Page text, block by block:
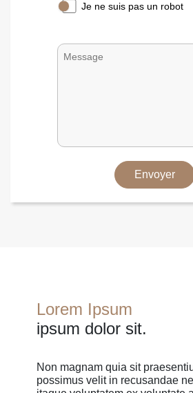
Je ne suis pas un robot
Envoyer
Lorem Ipsum
ipsum dolor sit.
Non magnam quia sit
possimus velit in recusandae